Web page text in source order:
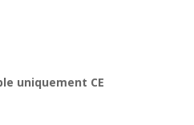
uniquement CE